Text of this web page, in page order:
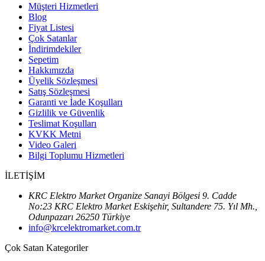
Müşteri Hizmetleri
Blog
Fiyat Listesi
Çok Satanlar
İndirimdekiler
Sepetim
Hakkımızda
Üyelik Sözleşmesi
Satış Sözleşmesi
Garanti ve İade Koşulları
Gizlilik ve Güvenlik
Teslimat Koşulları
KVKK Metni
Video Galeri
Bilgi Toplumu Hizmetleri
İLETİŞİM
KRC Elektro Market Organize Sanayi Bölgesi 9. Cadde
No:23 KRC Elektro Market Eskişehir, Sultandere 75. Yıl Mh.,
Odunpazarı 26250 Türkiye
info@krcelektromarket.com.tr
Çok Satan Kategoriler